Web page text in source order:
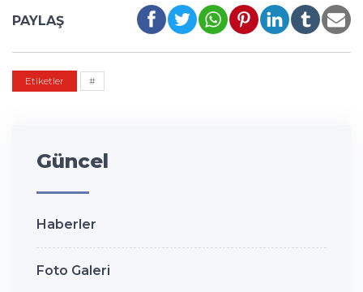
PAYLAŞ
Etiketler #
Güncel
Haberler
Foto Galeri